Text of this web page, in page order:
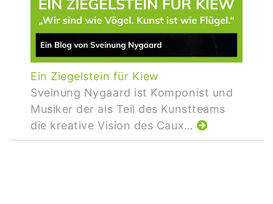
Ein Ziegelstein für Kiew
Sveinung Nygaard ist Komponist und
Musiker der als Teil des Kunstteams
die kreative Vision des Caux…